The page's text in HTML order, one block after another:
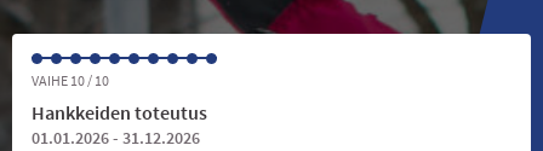
VAIHE 10 / 10
Hankkeiden toteutus
01.01.2026 - 31.12.2026